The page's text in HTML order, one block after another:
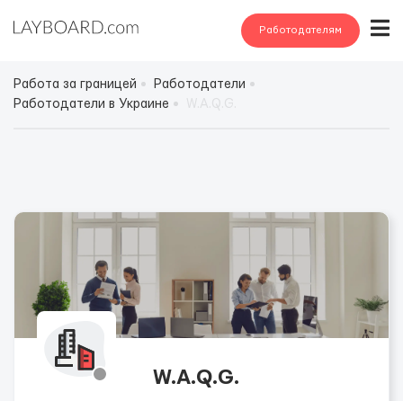
Работодателям
Работа за границей
Работодатели
Работодатели в Украине
W.A.Q.G.